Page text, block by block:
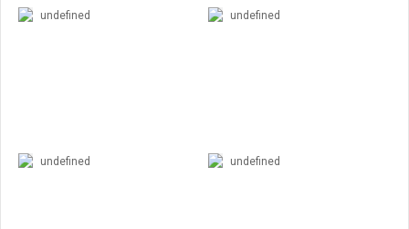
undefined undefined
undefined undefined